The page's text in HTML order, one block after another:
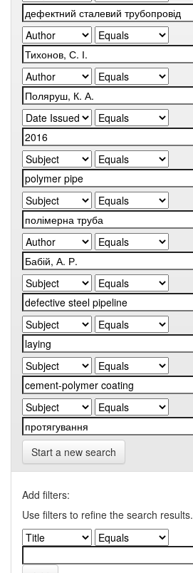
Start a new search
Add filters:
Use filters to refine the search results.